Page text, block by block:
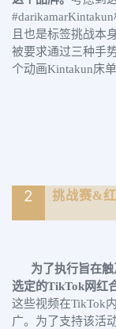
且也是标签挑战本
被要求通过三种手
个动画Kintakun床
2 挑战赛&
为了执行旨在触
选定的TikTok网红
这些视频在TikTok
广。为了支持该活